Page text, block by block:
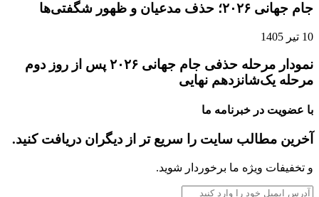
جام جهانی ۲۰۲۶؛ حذف مدعیان و ظهور شگفتی‌ها
10 تیر 1405
نمودار مرحله حذفی جام جهانی ۲۰۲۶ پس از روز دوم
مرحله یک‌شانزدهم نهایی
با عضویت در خبرنامه ما
آخرین مطالب سایت را سریع تر از دیگران دریافت کنید.
و تخفیفات ویژه ما برخوردار شوید.
آدرس